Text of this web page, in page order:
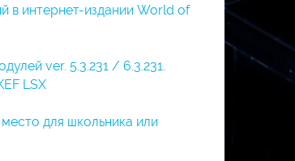
в интернет-издании World of
ver. 5.3.231 / 6.3.231.
LSX
для школьника или